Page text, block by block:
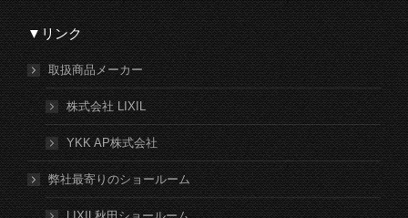
▼リンク
取扱商品メーカー
株式会社 LIXIL
YKK AP株式会社
弊社最寄りのショールーム